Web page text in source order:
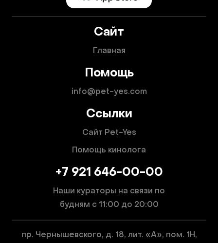
Сайт
Главная
Помощь
info@pet-yes.com
Ссылки
Сайт Pet-Yes
Помощь кинолога
+7 921 646-00-00
Наши кураторы на связи по
будням с 11:00 до 20:00
пр. Чернышевского, д. 18, лит. «А», пом. 1Н,